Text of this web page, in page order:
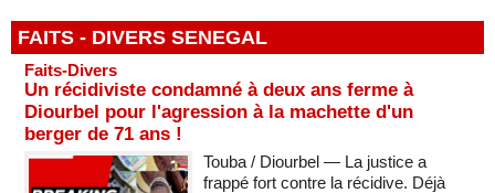
FAITS - DIVERS SENEGAL
Faits-Divers
Un récidiviste condamné à deux ans ferme à
Diourbel pour l'agression à la machette d'un
berger de 71 ans !
Touba / Diourbel — La justice a
frappé fort contre la récidive. Déjà